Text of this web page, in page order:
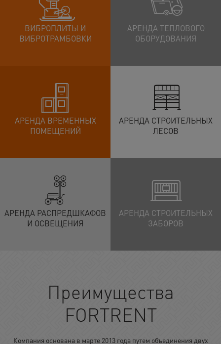
ВИБРОПЛИТЫ И
ВИБРОТРАМБОВКИ
АРЕНДА ТЕПЛОВОГО
ОБОРУДОВАНИЯ
АРЕНДА ВРЕМЕННЫХ
ПОМЕЩЕНИЙ
АРЕНДА СТРОИТЕЛЬНЫХ
ЛЕСОВ
АРЕНДА РАСПРЕДШКАФОВ
И ОСВЕЩЕНИЯ
АРЕНДА СТРОИТЕЛЬНЫХ
ЗАБОРОВ
Преимущества
FORTRENT
Компания основана в марте 2013 года путем объединения двух